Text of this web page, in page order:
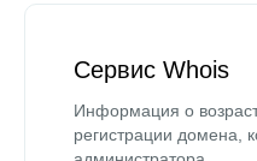
Сервис Whois
Информация о
регистрации домена,